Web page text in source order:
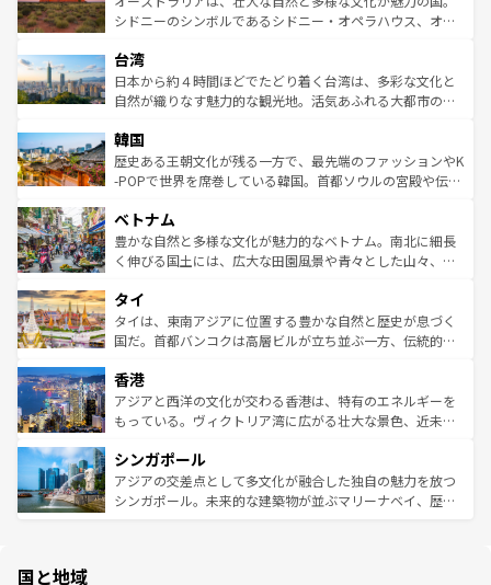
しみながら、その多様性と豊かな歴史を感じることができ
ならではの贅沢な旅のスタイルだ。 なお、新着のアメリカ
情報はコンテンツ一覧を参照してほしい。
おすすめ。エメラルドグリーンに輝く海をはじめ、豊かな
れるおもてなしの心で訪れる人々を迎えてくれるハワイの
人々、おいしいローカルフードやハワイアンミュージッ
ク、伝統的なフラダンスなど、すべてがハワイの魅力を彩
ワイを、存分に味わってほしい。 なお、新着のハワイ情報
はコンテンツ一覧を参照してほしい。
シドニーのシンボルであるシドニー・オペラハウス、オー
リアリーフや大陸中央部にそびえるウルル（エアーズロッ
ク）、タスマニアの美しい原生林やケアンズの熱帯雨林な
ど、見どころがたくさん。また、カフェやワイン、オージ
いる。アクティビティも充実しており、サーフィンやダイ
ビング、ハイキングなど、アウトドア好きにはたまらな
い。オーストラリアの多彩な魅力を存分に味わいつくそ
参照してほしい。
台湾
日本から約４時間ほどでたどり着く台湾は、多彩な文化と
自然が織りなす魅力的な観光地。活気あふれる大都市の台
ン）、静ひつな山岳地帯である台湾東部など、都市の喧騒
と山間の静けさが共存しており、訪れる人に新しい発見と
驚きをもたらしてくれる。また、奥深い台湾の食文化も魅
容にもいいと評判のスイーツなど、バラエティ豊かな料理
が味わえる。 なお、新着の台湾情報は コンテンツ一覧を参
照してほしい。
韓国
歴史ある王朝文化が残る一方で、最先端のファッションやK
-POPで世界を席巻している韓国。首都ソウルの宮殿や伝統
き、地方に足を延ばせば四季折々の自然美を楽しむことが
できる。そして、キムチや焼肉、絶品のストリートフード
まで、さまざまな韓国料理が待っている。夜には、韓国な
リティに包まれながら、韓国の多彩な魅力を心ゆくまで味
わってみてほしい。 なお、新着の韓国情報はコンテンツ一
覧を参照してほしい。
ベトナム
豊かな自然と多様な文化が魅力的なベトナム。南北に細長
く伸びる国土には、広大な田園風景や青々とした山々、世
急速な発展と共に伝統が息づく。ハノイの古い町並みやホ
ーチミン市のフランス統治時代の建物も、独特の雰囲気を
醸し出している。また、バラエティの豊かさとおいしさで
とつ。フォーやバインミー、ベトナムコーヒーなどは、ぜ
ひ現地で味わいたい。どの地域を訪れてもあたたかい人々
が旅行者を迎えてくれるので、きっと忘れられない旅にな
参照してほしい。
タイ
タイは、東南アジアに位置する豊かな自然と歴史が息づく
国だ。首都バンコクは高層ビルが立ち並ぶ一方、伝統的な
の活気が交差している。北部ではチェンマイなどの山岳地
帯で自然と触れ合い、南部ではプーケットやクラビの美し
いビーチでリゾート気分を楽しむことができる。タイ料理
激する。気候は一年中温暖で、どの季節にも異なる楽しみ
が待っている。親しみやすいタイの人々、仏教を中心とし
た文化、そして多様な観光資源が、訪れる旅人を魅了し続
香港
アジアと西洋の文化が交わる香港は、特有のエネルギーを
もっている。ヴィクトリア湾に広がる壮大な景色、近未来
み、どこを訪れても感動するはず。観光スポットが密集し
ており、効率よく見どころを回れるのも魅力。息をのむよ
うな絶景から文化的な体験まで、香港を存分に楽しみ尽く
シンガポール
アジアの交差点として多文化が融合した独自の魅力を放つ
シンガポール。未来的な建築物が並ぶマリーナベイ、歴史
国と地域